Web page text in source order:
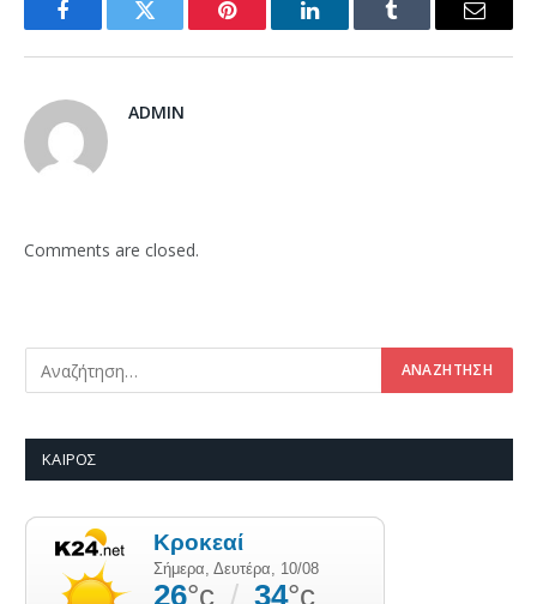
FacebookTwitter Pinterest LinkedInTumblr Email
ADMIN
Comments are closed.
ΚΑΙΡΌΣ